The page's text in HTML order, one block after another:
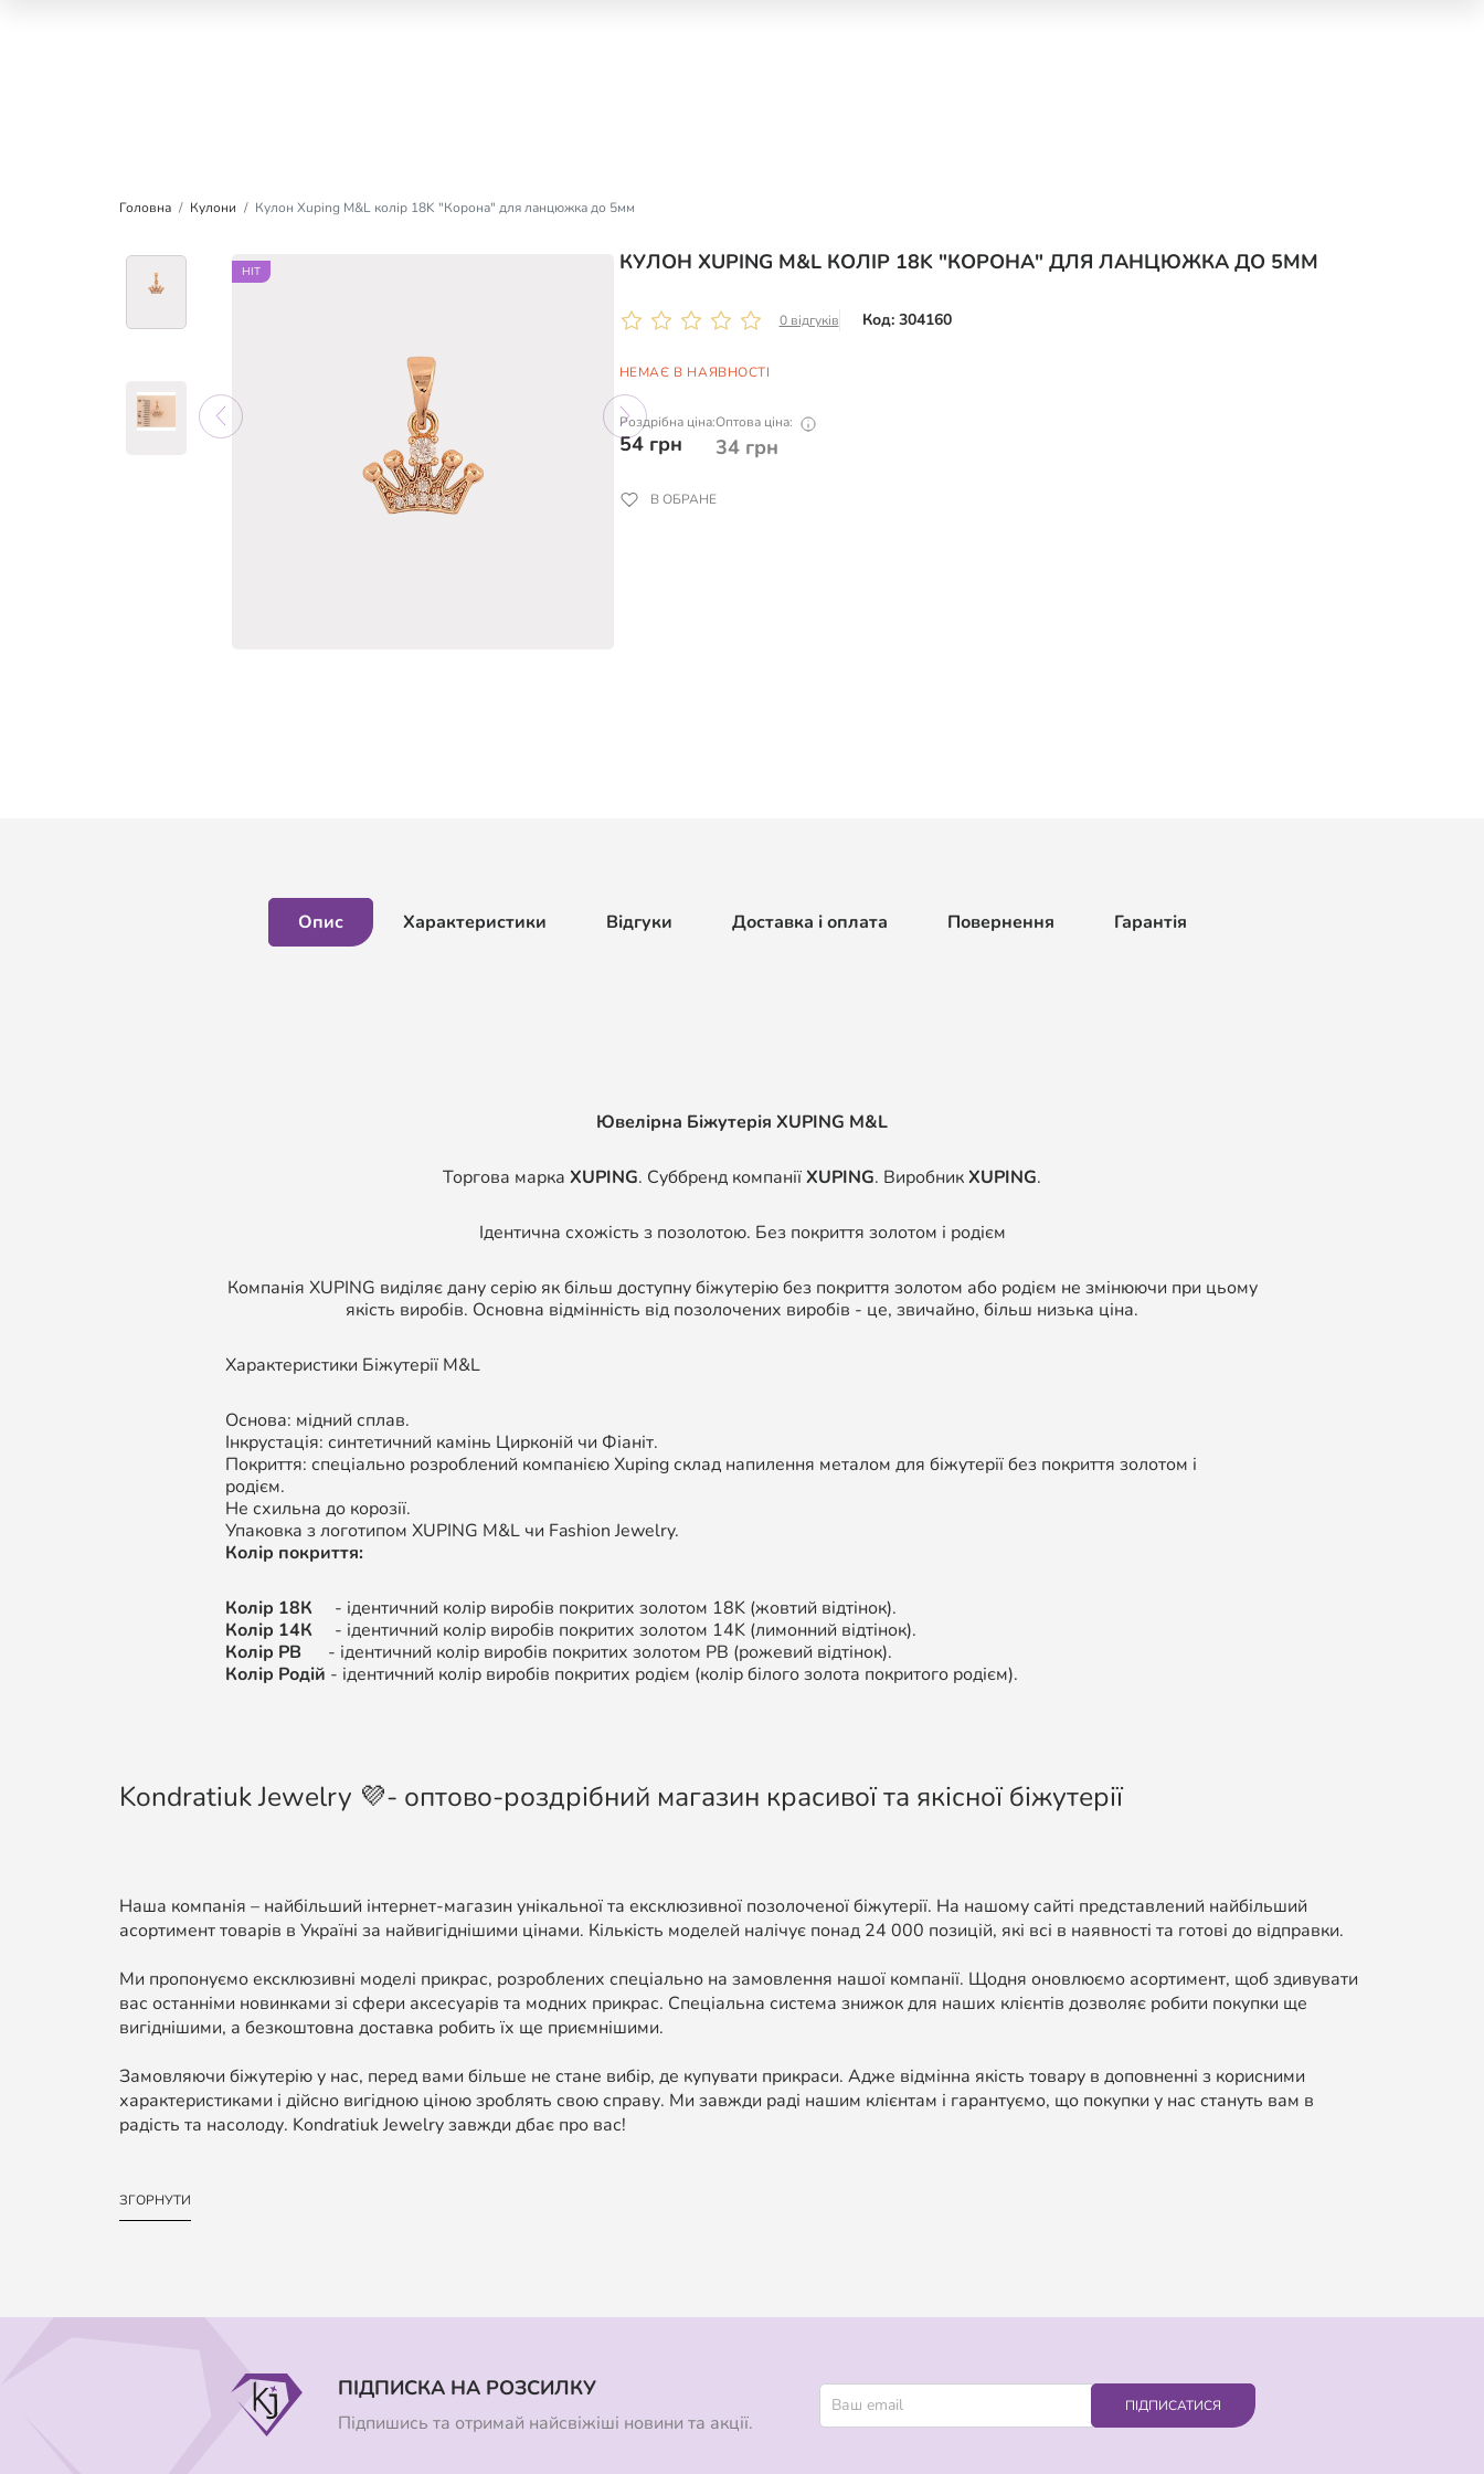
Головна Кулони Кулон Xuping M&L колір 18K "Корона" для ланцюжка до 5мм
HIT
HIT КУЛОН XUPING M&L КОЛІР 18K "КОРОНА" ДЛЯ ЛАНЦЮЖКА ДО 5ММ
0 відгуків Код: 304160
НЕМАЄ В НАЯВНОСТІ
Роздрібна ціна:
54грн
Оптова ціна:
34грн
В ОБРАНЕ
Опис Характеристики Відгуки Доставка і оплата Повернення Гарантія
Ювелірна Біжутерія XUPING M&L
Торгова марка XUPING. Суббренд компаніїXUPING. ВиробникXUPING.
Ідентична схожість з позолотою. Без покриття золотом і родієм
Компанія XUPING виділяє дану серію як більш доступну біжутерію без покриття золотом або родієм не змінюючи при цьому
якість виробів. Основна відмінність від позолочених виробів - це, звичайно, більш низька ціна.
Характеристики Біжутерії M&L
Основа: мідний сплав.
Інкрустація: синтетичний камінь Цирконій чи Фіаніт.
Покриття: спеціально розроблений компанією Xuping склад напилення металом для біжутерії без покриття золотом і
родієм.
Не схильна до корозії.
Упаковка з логотипом XUPING M&L чи Fashion Jewelry.
Колір покриття:
Колір 18К - ідентичний колір виробів покритих золотом 18K (жовтий відтінок).
Колір 14К - ідентичний колір виробів покритих золотом 14K (лимонний відтінок).
Колір РВ - ідентичний колір виробів покритих золотом РВ (рожевий відтінок).
Колір Родій - ідентичний колір виробів покритих родієм (колір білого золота покритого родієм).
Kondratiuk Jewelry 💜- оптово-роздрібний магазин красивої та якісної біжутерії
Наша компанія – найбільший інтернет-магазин унікальної та ексклюзивної позолоченої біжутерії. На нашому сайті представлений найбільший
асортимент товарів в Україні за найвигіднішими цінами. Кількість моделей налічує понад 24 000 позицій, які всі в наявності та готові до відправки.
Ми пропонуємо ексклюзивні моделі прикрас, розроблених спеціально на замовлення нашої компанії. Щодня оновлюємо асортимент, щоб здивувати
вас останніми новинками зі сфери аксесуарів та модних прикрас. Спеціальна система знижок для наших клієнтів дозволяє робити покупки ще
вигіднішими, а безкоштовна доставка робить їх ще приємнішими.
Замовляючи біжутерію у нас, перед вами більше не стане вибір, де купувати прикраси. Адже відмінна якість товару в доповненні з корисними
характеристиками і дійсно вигідною ціною зроблять свою справу. Ми завжди раді нашим клієнтам і гарантуємо, що покупки у нас стануть вам в
радість та насолоду. Kondratiuk Jewelry завжди дбає про вас!
ЗГОРНУТИ
ПІДПИСКА НА РОЗСИЛКУ
Підпишись та отримай найсвіжіші новини та акції.
ПІДПИСАТИСЯ